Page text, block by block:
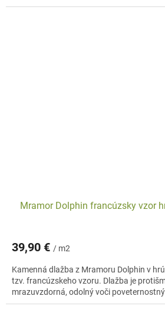
Mramor Dolphin francúzsky vzor
39,90 € / m2
Kamenná dlažba z Mramoru Dolphin v
tzv. francúzskeho vzoru. Dlažba je
mrazuvzdorná, odolný voči